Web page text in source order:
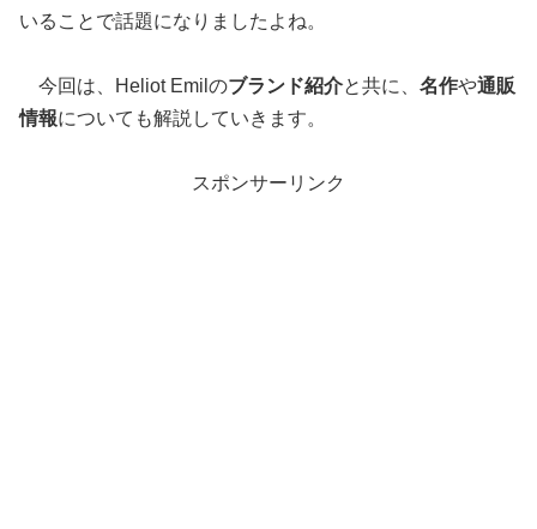
いることで話題になりましたよね。
今回は、Heliot Emilのブランド紹介と共に、 名作や通販
情報についても解説していきます。
スポンサーリンク